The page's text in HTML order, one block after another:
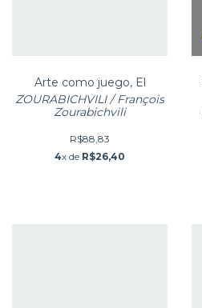
Arte como juego, El
ZOURABICHVILI / François
Zourabichvili
R$88,83
4x de R$26,40